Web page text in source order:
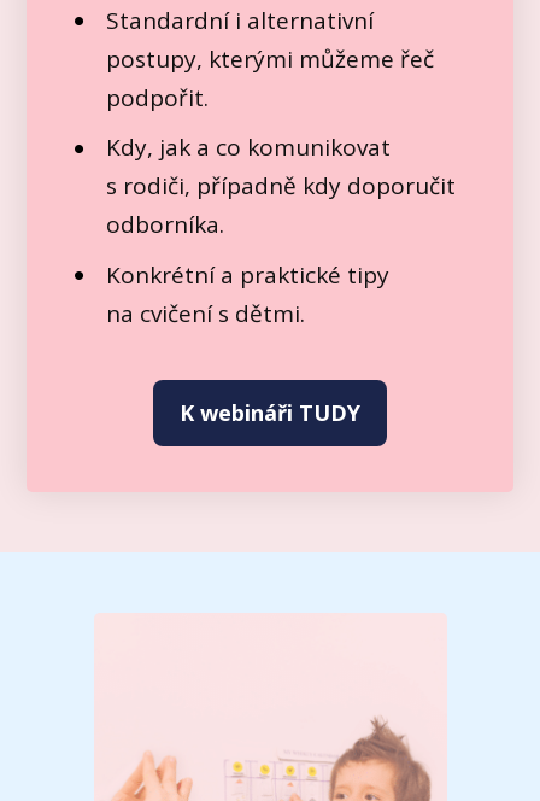
Standardní i alternativní
postupy, kterými můžeme řeč
podpořit.
Kdy, jak a co komunikovat
s rodiči, případně kdy doporučit
odborníka.
Konkrétní a praktické tipy
na cvičení s dětmi.
K webináři TUDY